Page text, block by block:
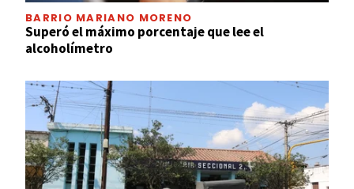
BARRIO MARIANO MORENO
Superó el máximo porcentaje que lee el
alcoholímetro